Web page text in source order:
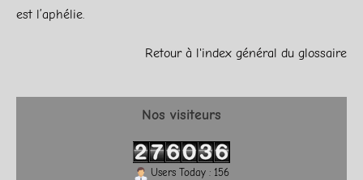
est l’aphélie.
Retour à l'index général du glossaire
Nos visiteurs
Users Today : 156